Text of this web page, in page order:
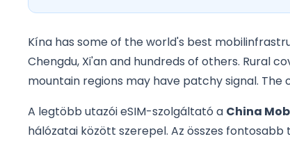
Kína has some of the world's best
Chengdu, Xi'an and hundreds of others. Rural
mountain regions may have patchy signal.
A legtöbb utazói eSIM-szolgáltató a China
hálózatai között szerepel. Az összes